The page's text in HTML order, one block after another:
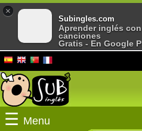
☰ Menu
×
Subingles.com
Aprender inglés con
canciones
Gratis - En Google